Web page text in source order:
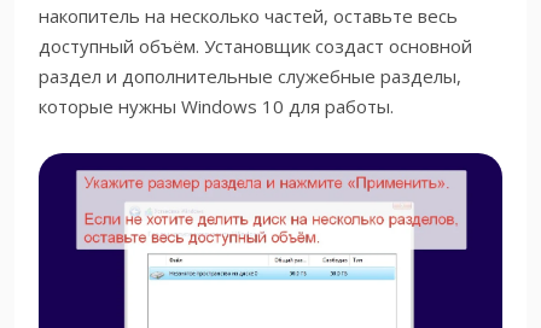
накопитель на несколько частей, оставьте весь
доступный объём. Установщик создаст основной
раздел и дополнительные служебные разделы,
которые нужны Windows 10 для работы.